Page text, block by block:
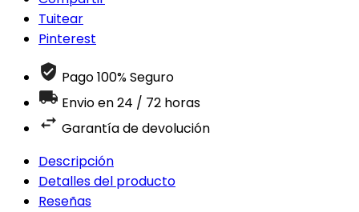
Tuitear
Pinterest
Pago 100% Seguro
Envio en 24 / 72 horas
Garantía de devolución
Descripción
Detalles del producto
Reseñas